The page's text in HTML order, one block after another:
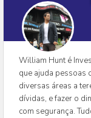
William Hunt é
que ajuda pessoas
diversas áreas a
dívidas, e fazer o
com segurança.